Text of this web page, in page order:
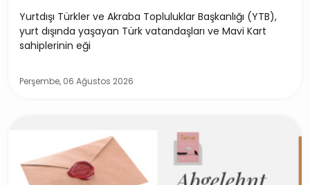
Yurtdışı Türkler ve Akraba Topluluklar Başkanlığı (YTB),
yurt dışında yaşayan Türk vatandaşları ve Mavi Kart
sahiplerinin eği
Perşembe, 06 Ağustos 2026